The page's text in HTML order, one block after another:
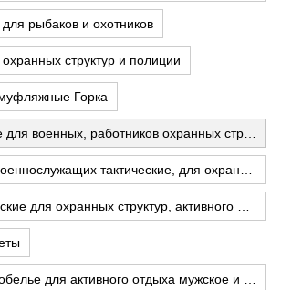
рыбаков и охотников
структур и полиции
Горка